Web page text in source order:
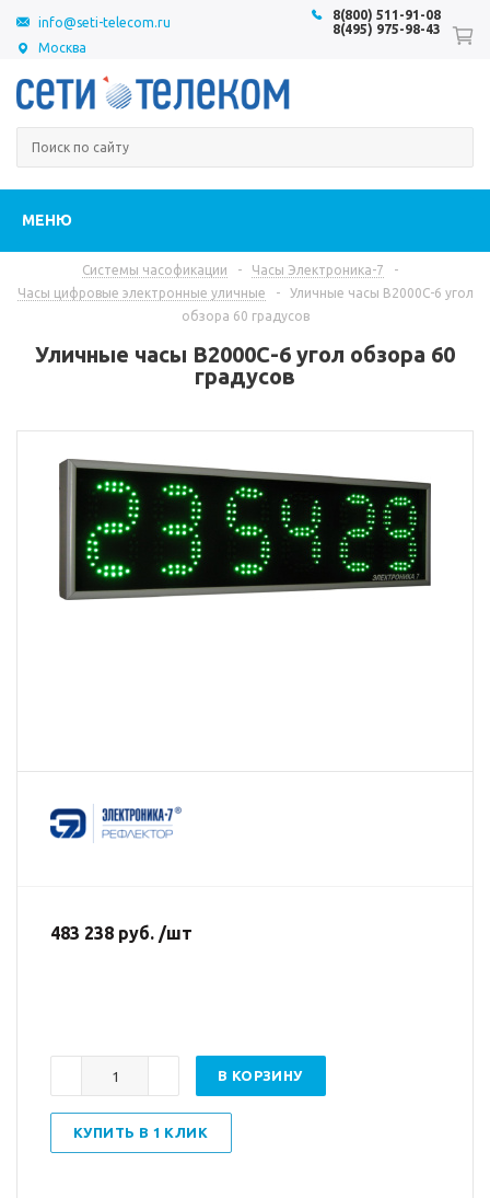
Москва
8(800) 511-91-08
8(495) 975-98-43
info@seti-telecom.ru
МЕНЮ
Системы часофикации - Часы Электроника-7
-
Часы цифровые электронные уличные
-
Уличные часы В2000С-6 угол
обзора 60 градусов
Уличные часы В2000С-6 угол обзора 60
градусов
483 238 руб. /шт
В КОРЗИНУ
КУПИТЬ В 1 КЛИК